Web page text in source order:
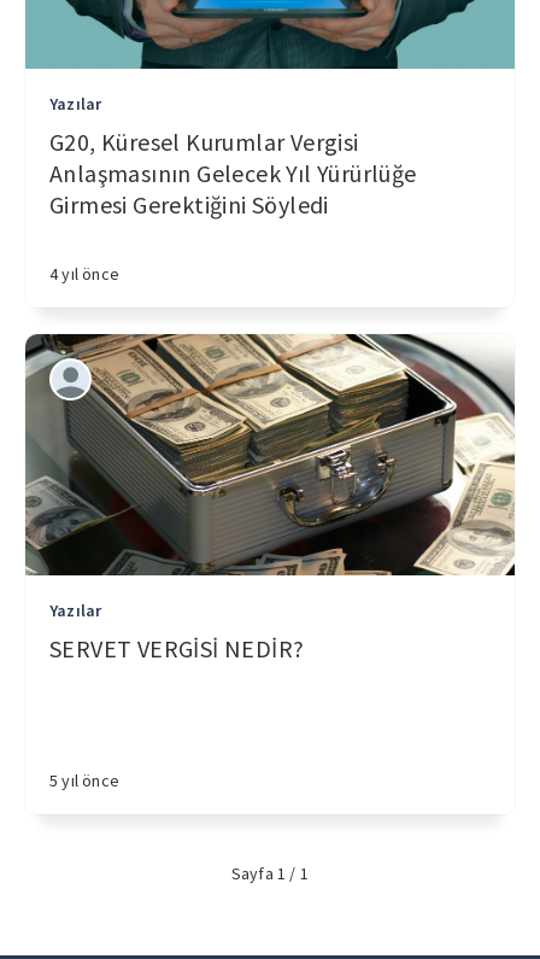
Yazılar
G20, Küresel Kurumlar Vergisi
Anlaşmasının Gelecek Yıl Yürürlüğe
Girmesi Gerektiğini Söyledi
4 yıl önce
Yazılar
SERVET VERGİSİ NEDİR?
5 yıl önce
Sayfa 1 / 1